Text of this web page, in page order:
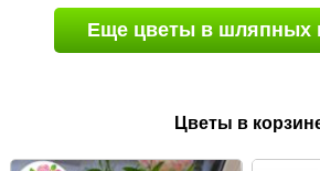
Еще цветы в шляпных
Цветы в